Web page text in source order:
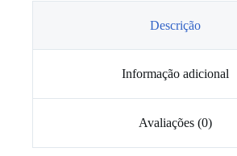
Descrição
Informação adicional
Avaliações (0)